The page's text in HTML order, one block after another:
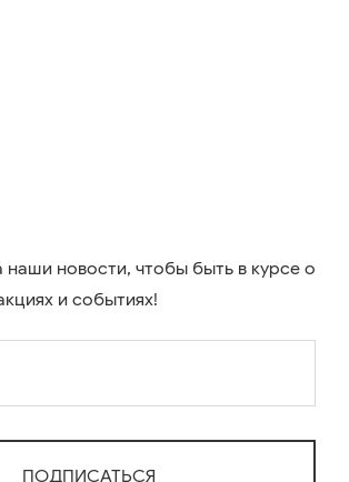
новости, чтобы быть в курсе о
и событиях!